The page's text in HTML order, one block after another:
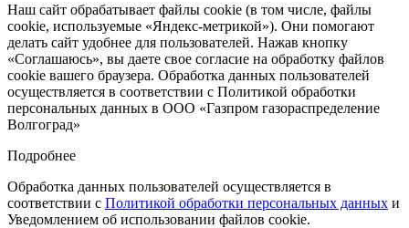
Наш сайт обрабатывает файлы cookie (в том числе, файлы
cookie, используемые «Яндекс-метрикой»). Они помогают
делать сайт удобнее для пользователей. Нажав кнопку
«Соглашаюсь», вы даете свое согласие на обработку файлов
cookie вашего браузера. Обработка данных пользователей
осуществляется в соответствии с Политикой обработки
персональных данных в ООО «Газпром газораспределение
Волгоград»
Подробнее
Обработка данных пользователей осуществляется в
соответствии с Политикой обработки персональных данных и
Уведомлением об использовании файлов cookie.